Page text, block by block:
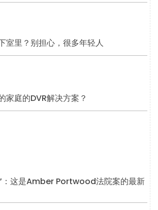
室里？别担心，很多年轻人
家庭的DVR解决方案？
：这是Amber Portwood法院案的最新